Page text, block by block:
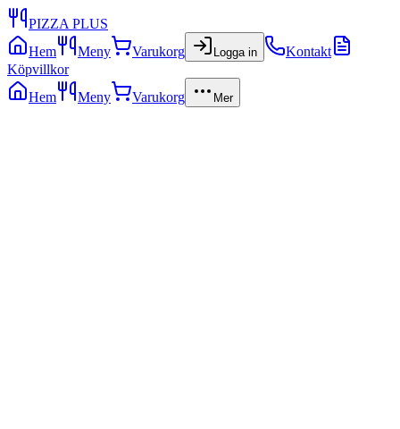
PIZZA PLUS
Hem
Meny Varukorg Logga in
Kontakt
Köpvillkor
Hem
Meny Varukorg Mer